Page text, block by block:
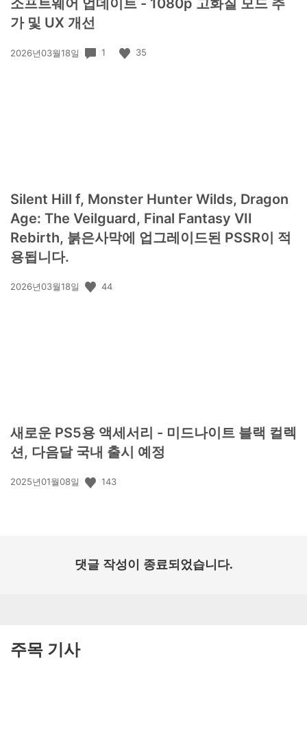
소프트웨어 업데이트 - 1080p 고화질 모드 추
가 및 UX 개선
공
2026년03월18일 1 35
Silent Hill f, Monster Hunter Wilds, Dragon
Age: The Veilguard, Final Fantasy VII
Rebirth, 붉은사막에 업그레이드된 PSSR이 적
용됩니다.
공
2026년03월18일 44
새로운 PS5용 액세서리 - 미드나이트 블랙 컬렉
션, 다음달 국내 출시 예정
공
2025년01월08일 143
댓글 작성이 종료되었습니다.
주목 기사